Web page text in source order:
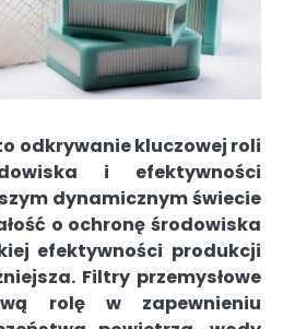
odkrywanie kluczowej roli
i efektywności
dynamicznym świecie
o ochronę środowiska
efektywności produkcji
Filtry przemysłowe
rolę w zapewnieniu